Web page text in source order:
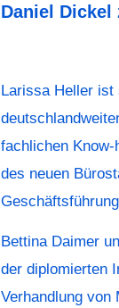
Daniel Dickel
Larissa Heller ist
fachlichen
des neuen
Bettina Daimer
der diplomierten
Verhandlung von